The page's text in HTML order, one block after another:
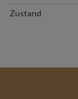
Zustand